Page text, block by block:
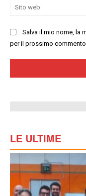
Salva il mio nome, la
per il prossimo
LE ULTIME